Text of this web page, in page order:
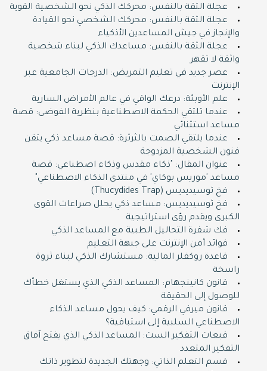
عجلة الثقة بالنفس: محركك الذكي نحو الشخصية القوية
عجلة الثقة بالنفس: محركك الشخصي نحو القيادة
والإنجاز في جيش المساعدين الأذكياء
عجلة الثقة بالنفس: مساعدك الذكي لبناء شخصية
واثقة لا تقهر
عصر جديد في تعليم التمريض: الدرجات الجامعية عبر
الإنترنت
علم الأوبئة: درعك الواقي في عالم الأمراض السارية
عندما تلتقي الحكمة الاصطناعية بنظرية الفوضى: قصة
مساعد استثنائي
عندما يلتقي الصمت بالثرثرة: قصة مساعد ذكي يتقن
فنون الشخصية المزدوجة
عنوان المقال: "ذكاء مقدس وذكاء اصطناعي: قصة
مساعد 'موريس بوكاي' في منتدى الذكاء الاصطناعي"
فخ ثوسيديديس (Thucydides Trap)
فخ ثوسيديديس: مساعد ذكي يحلل صراعات القوى
الكبرى ويقدم رؤى استراتيجية
فك شفرة التحاليل الطبية مع المساعد الذكي
فوائد أمن الإنترنت على جبهة التعليم
قاعدة روكفلر المالية: مستشارك الذكي لبناء ثروة
راسخة
قانون كانينجهام: المساعد الذكي الذي يستغل خطأك
للوصول إلى الحقيقة
قانون ميرفي الرقمي: كيف يحول مساعد الذكاء
الاصطناعي السلبية إلى استباقية؟
قبعات التفكير الست: المساعد الذكي الذي يفتح آفاق
التفكير المتعدد
قسم التعلم الذاتي: وجهتك الجديدة لتطوير ذاتك